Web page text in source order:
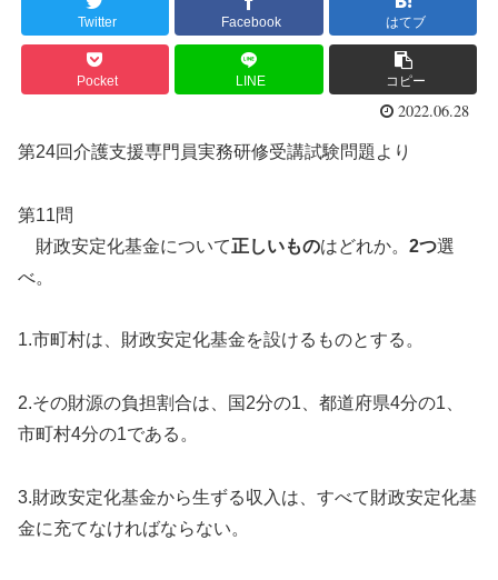
Twitter Facebook はてブ
Pocket LINE コピー
2022.06.28
第24回介護支援専門員実務研修受講試験問題より
第11問
財政安定化基金について正しいものはどれか。 2つ選
べ。
1.市町村は、財政安定化基金を設けるものとする。
2.その財源の負担割合は、国2分の1、都道府県4分の1、
市町村4分の1である。
3.財政安定化基金から生ずる収入は、すべて財政安定化基
金に充てなければならない。